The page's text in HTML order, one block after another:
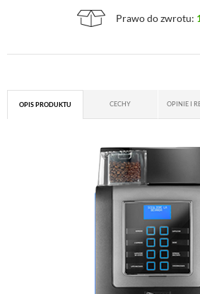
Prawo do zwrotu:
OPIS PRODUKTU CECHY OPINIE I